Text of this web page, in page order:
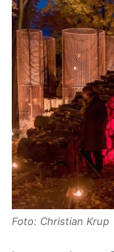
Foto: Christian Krup